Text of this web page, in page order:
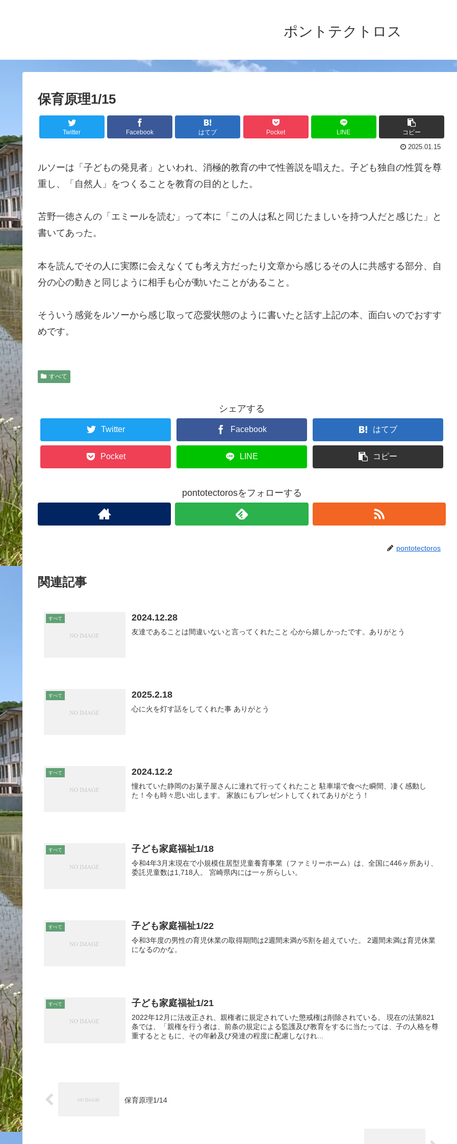
ポントテクトロス
保育原理1/15
Twitter Facebook はてブ Pocket LINE コピー
2025.01.15
ルソーは「子どもの発見者」といわれ、消極的教育の中で性善説を唱えた。子ども独自の性質を尊
重し、「自然人」をつくることを教育の目的とした。
苫野一徳さんの「エミールを読む」って本に「この人は私と同じたましいを持つ人だと感じた」と
書いてあった。
本を読んでその人に実際に会えなくても考え方だったり文章から感じるその人に共感する部分、自
分の心の動きと同じように相手も心が動いたことがあること。
そういう感覚をルソーから感じ取って恋愛状態のように書いたと話す上記の本、面白いのでおすす
めです。
すべて
シェアする
Twitter Facebook はてブ
Pocket LINE コピー
pontotectorosをフォローする
pontotectoros
関連記事
すべて 2024.12.28
友達であることは間違いないと言ってくれたこと 心から嬉しかったです。ありがとう
すべて 2025.2.18
心に火を灯す話をしてくれた事 ありがとう
すべて 2024.12.2
憧れていた静岡のお菓子屋さんに連れて行ってくれたこと 駐車場で食べた瞬間、凄く感動し
た！今も時々思い出します。 家族にもプレゼントしてくれてありがとう！
すべて 子ども家庭福祉1/18
令和4年3月末現在で小規模住居型児童養育事業（ファミリーホーム）は、全国に446ヶ所あり、
委託児童数は1,718人。 宮崎県内には一ヶ所らしい。
すべて 子ども家庭福祉1/22
令和3年度の男性の育児休業の取得期間は2週間未満が5割を超えていた。 2週間未満は育児休業
になるのかな。
すべて 子ども家庭福祉1/21
2022年12月に法改正され、親権者に規定されていた懲戒権は削除されている。 現在の法第821
条では、「親権を行う者は、前条の規定による監護及び教育をするに当たっては、子の人格を尊
重するとともに、その年齢及び発達の程度に配慮しなけれ...
保育原理1/14